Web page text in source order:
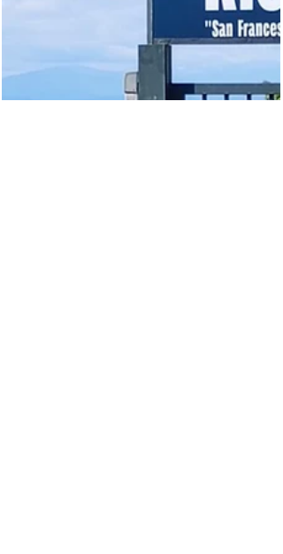
Praia a Mare, ordinanza sui rifiuti: De Lorenzo
annuncia sanzioni severe contro gli abbandoni